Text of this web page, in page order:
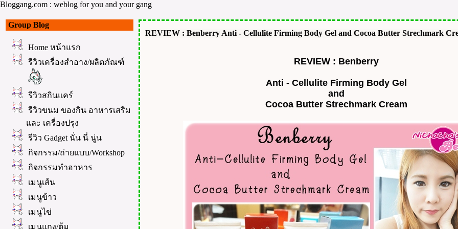
Bloggang.com : weblog for you and your gang
Group Blog
Home หน้าแรก
รีวิวเครื่องสำอาง/ผลิตภัณฑ์
รีวิวสกินแคร์
รีวิวขนม ของกิน อาหารเสริม
ละ เครื่องปรุง
รีวิว Gadget นั่น นี่ นู่น
กิจกรรม/ถ่ายแบบ/Workshop
กิจกรรมทำอาหาร
เมนูเส้น
เมนูข้าว
เมนูไข่
เมนูแกง/ต้ม
REVIEW : Benberry Anti - Cellulite Firming Body Gel and Cocoa Butter Strechmark
REVIEW : Benberry
Anti - Cellulite Firming Body Gel
and
Cocoa Butter Strechmark Cream